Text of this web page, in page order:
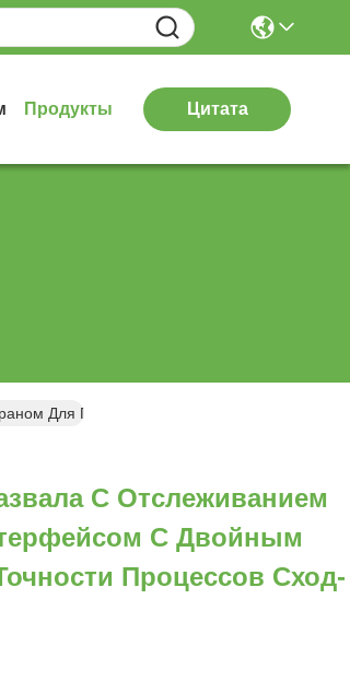
Продукты Цитата
Для Повышения Точности Процессов
С Отслеживанием
С Двойным
Процессов Сход-